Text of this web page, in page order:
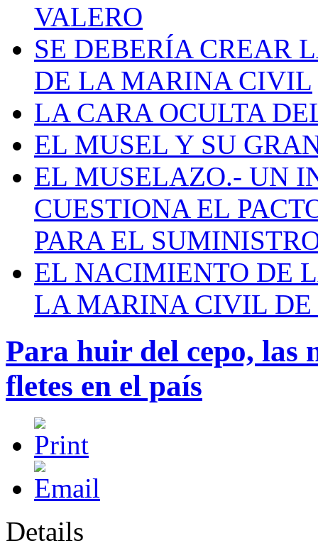
VALERO
SE DEBERÍA CREAR
DE LA MARINA CIVIL
LA CARA OCULTA
EL MUSEL Y SU
EL MUSELAZO.- UN
CUESTIONA EL
PARA EL
EL NACIMIENTO DE
LA MARINA CIVIL DE
Para huir del cepo, las
fletes en el país
Details